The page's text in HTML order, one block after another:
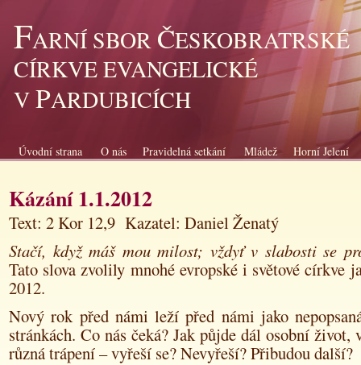
FARNÍ SBOR ČESKOBRATRSKÉ
CÍRKVE EVANGELICKÉ
VPARDUBICÍCH
Úvodní strana O nás Pravidelná setkání Mládež Horní Jelení
Kázání 1.1.2012
Text: 2 Kor 12,9 Kazatel: Daniel Ženatý
Stačí, když máš mou milost; vždyť v slabosti se
Tato slova zvolily mnohé evropské i světovécírkve
2012.
Nový rok před námi leží před námi jako
stránkách. Co nás čeká? Jak půjde dál osobní život,
různá trápení – vyřeší se? Nevyřeší? Přibudou další?